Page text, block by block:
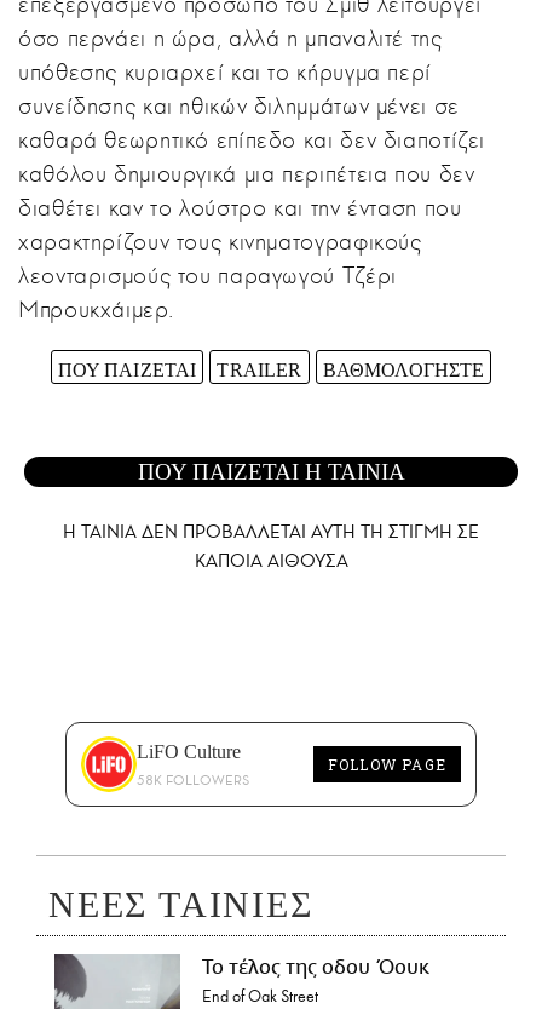
όσο περνάει η ώρα, αλλά η μπαναλιτέ της
υπόθεσης κυριαρχεί και το κήρυγμα περί
συνείδησης και ηθικών διλημμάτων μένει σε
καθαρά θεωρητικό επίπεδο και δεν διαποτίζει
καθόλου δημιουργικά μια περιπέτεια που δεν
διαθέτει καν το λούστρο και την ένταση που
χαρακτηρίζουν τους κινηματογραφικούς
λεονταρισμούς του παραγωγού Τζέρι
Μπρουκχάιμερ.
ΠΟΥ ΠΑΙΖΕΤΑΙ TRAILER ΒΑΘΜΟΛΟΓΗΣΤΕ
ΠΟΥ ΠΑΙΖΕΤΑΙ Η ΤΑΙΝΙΑ
Η ΤΑΙΝΙΑ ΔΕΝ ΠΡΟΒΑΛΛΕΤΑΙ AYTH ΤΗ ΣΤΙΓΜΗ ΣΕ
ΚΑΠΟΙΑ ΑΙΘΟΥΣΑ
LiFO Culture
58K FOLLOWERS
FOLLOW PAGE
ΝΕΕΣ ΤΑΙΝΙΕΣ
Το τέλος της οδου Όουκ
End of Oak Street